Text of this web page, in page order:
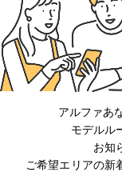
アルファあ
モデルル
お知
ご希望エリアの新